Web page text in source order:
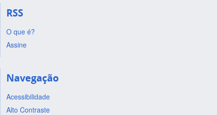
RSS
O que é?
Assine
Navegação
Acessibilidade
Alto Contraste